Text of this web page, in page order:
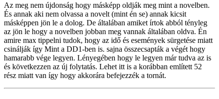
Az meg nem újdonság hogy másképp oldják meg mint a novelben.
És annak aki nem olvassa a novelt (mint én se) annak kicsit
másképpen jön le a dolog. De általában amiket írtok abból tényleg
az jön le hogy a novelben jobban meg vannak általában oldva. Én
amire max tippelni tudok, hogy az idő és események sürgetése miatt
csinálják így Mint a DD1-ben is. sajna összecsapták a végét hogy
hamarabb vége legyen. Lényegében hogy le legyen már tudva az is
és következzen az új folytatás. Lehet itt is a korábban említett 52
rész miatt van így hogy akkorára befejezzék a tornát.